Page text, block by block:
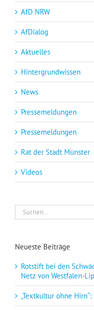
AfD NRW
AfDialog
Aktuelles
Hintergrundwissen
News
Pressemeldungen
Pressemeldungen
Rat der Stadt Münster
Videos
Suche
nach:
Neueste Beiträge
Rotstift bei den
Netz von Westfalen-
„Textkultur ohne